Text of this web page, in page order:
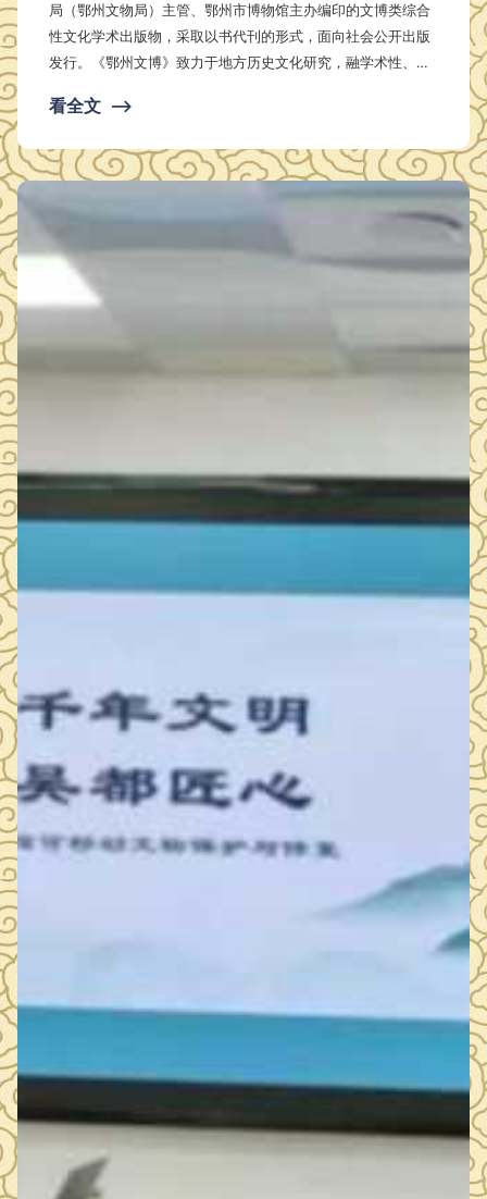
局（鄂州文物局）主管、鄂州市博物馆主办编印的文博类综合
性文化学术出版物，采取以书代刊的形式，面向社会公开出版
发行。《鄂州文博》致力于地方历史文化研究，融学术性、资
供一个相互交流、相互学习、充分展示的平台，图文并茂，雅
二、栏目设置（包括但不限于） 1.博物馆学研究。涵盖博物
馆管理、基础理论、藏品保管、陈列展览、社会教育、…
看全文 ⟶